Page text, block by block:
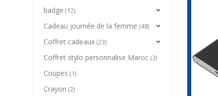
badge (12)
Cadeau journée de la femme (48)
Coffret cadeaux (23)
Coffret stylo personnalise Maroc (3)
Coupes (1)
Crayon (2)